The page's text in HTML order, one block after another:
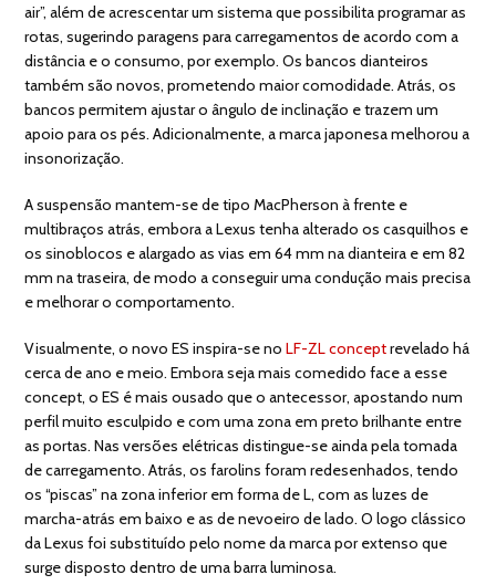
air”, além de acrescentar um sistema que possibilita programar as
rotas, sugerindo paragens para carregamentos de acordo com a
distância e o consumo, por exemplo. Os bancos dianteiros
também são novos, prometendo maior comodidade. Atrás, os
bancos permitem ajustar o ângulo de inclinação e trazem um
apoio para os pés. Adicionalmente, a marca japonesa melhorou a
insonorização.
A suspensão mantem-se de tipo MacPherson à frente e
multibraços atrás, embora a Lexus tenha alterado os casquilhos e
os sinoblocos e alargado as vias em 64 mm na dianteira e em 82
mm na traseira, de modo a conseguir uma condução mais precisa
e melhorar o comportamento.
Visualmente, o novo ES inspira-se noLF-ZL conceptrevelado há
cerca de ano e meio. Embora seja mais comedido face a esse
concept, o ES é mais ousado que o antecessor, apostando num
perfil muito esculpido e com uma zona em preto brilhante entre
as portas. Nas versões elétricas distingue-se ainda pela tomada
de carregamento. Atrás, os farolins foram redesenhados, tendo
os “piscas” na zona inferior em forma de L, com as luzes de
marcha-atrás em baixo e as de nevoeiro de lado. O logo clássico
da Lexus foi substituído pelo nome da marca por extenso que
surge disposto dentro de uma barra luminosa.